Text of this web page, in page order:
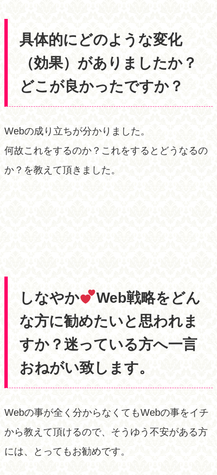
具体的にどのような変化
（効果）がありましたか？
どこが良かったですか？
Webの成り立ちが分かりました。
何故これをするのか？これをするとどうなるの
か？を教えて頂きました。
しなやか
Web戦略をどん
な方に勧めたいと思われま
すか？迷っている方へ一言
おねがい致します。
Webの事が全く分からなくてもWebの事をイチ
から教えて頂けるので、そうゆう不安がある方
には、とってもお勧めです。